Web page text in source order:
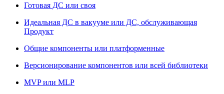
Готовая ДС или своя
Идеальная ДС в вакууме или ДС, обслуживающая
Продукт
Общие компоненты или платформенные
Версионирование компонентов или всей библиотеки
MVP или MLP